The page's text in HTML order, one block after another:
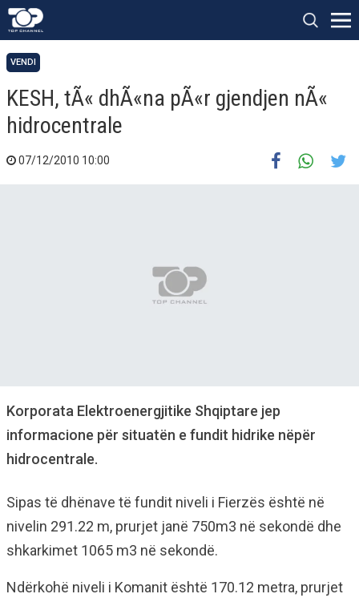
VENDI
KESH, tÃ« dhÃ«na pÃ«r gjendjen nÃ«
hidrocentrale
07/12/2010 10:00
Korporata Elektroenergjitike Shqiptare jep
informacione për situatën e fundit hidrike nëpër
hidrocentrale.
Sipas të dhënave të fundit niveli i Fierzës është në
nivelin 291.22 m, prurjet janë 750m3 në sekondë dhe
shkarkimet 1065 m3 në sekondë.
Ndërkohë niveli i Komanit është 170.12 metra, prurjet